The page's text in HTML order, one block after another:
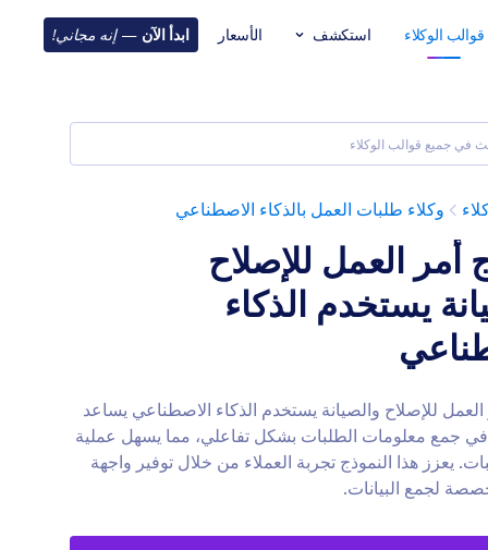
قوالب الوكلاء استكشف الأسعار ابدأ الآن —إنه مجاني!
وكلاء طلبات العمل بالذكاء الاصطناعي
أمر العمل للإصلاح
يستخدم الذكاء
للإصلاح والصيانة يستخدم الذكاء الاصطناعي يساعد
جمع معلومات الطلبات بشكل تفاعلي، مما يسهل عملية
يعزز هذا النموذج تجربة العملاء من خلال توفير واجهة
لجمع البيانات.